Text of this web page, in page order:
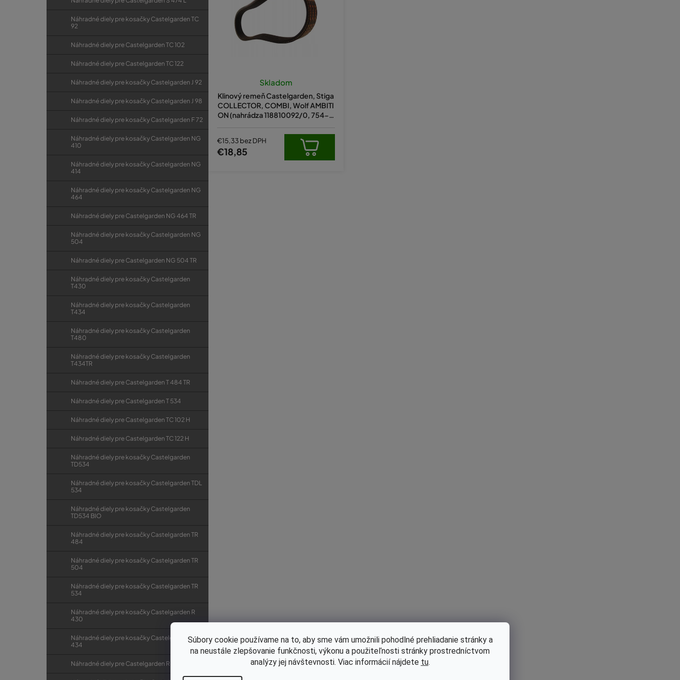
Súbory cookie používame na to, aby sme vám umožnili pohodlné prehliadanie stránky a
na neustále zlepšovanie funkčnosti, výkonu a použiteľnosti stránky prostredníctvom
analýzy jej návštevnosti. Viac informácií nájdete tu.
Náhradné diely pre kosačky Castelgarden TC
92
Náhradné diely pre Castelgarden TC 102
Náhradné diely pre Castelgarden TC 122
Náhradné diely pre kosačky Castelgarden J 92
Náhradné diely pre kosačky Castelgarden J 98
Náhradné diely pre kosačky Castelgarden F 72
Náhradné diely pre kosačky Castelgarden NG
410
Náhradné diely pre kosačky Castelgarden NG
414
Náhradné diely pre kosačky Castelgarden NG
464
Náhradné diely pre Castelgarden NG 464 TR
Náhradné diely pre kosačky Castelgarden NG
504
Náhradné diely pre Castelgarden NG 504 TR
Náhradné diely pre kosačky Castelgarden
T430
Náhradné diely pre kosačky Castelgarden
T434
Náhradné diely pre kosačky Castelgarden
T480
Náhradné diely pre kosačky Castelgarden
T434TR
Náhradné diely pre Castelgarden T 484 TR
Náhradné diely pre Castelgarden T 534
Náhradné diely pre Castelgarden TC 102 H
Náhradné diely pre Castelgarden TC 122 H
Náhradné diely pre kosačky Castelgarden
TD534
Náhradné diely pre kosačky Castelgarden TDL
534
Náhradné diely pre kosačky Castelgarden
TD534 BIO
Náhradné diely pre kosačky Castelgarden TR
484
Náhradné diely pre kosačky Castelgarden TR
504
Náhradné diely pre kosačky Castelgarden TR
534
Náhradné diely pre kosačky Castelgarden R
430
Náhradné diely pre kosačky Castelgarden R
434
Náhradné diely pre Castelgarden R 434 TR
Klinový remeň Castelgarden, Stiga
COLLECTOR, COMBI, Wolf AMBITI
ON (nahrádza 118810092/0, 754-0
Skladom
€15,33 bez DPH
€18,85